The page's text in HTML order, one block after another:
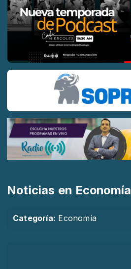
Noticias en Economía
Categoría: Economía